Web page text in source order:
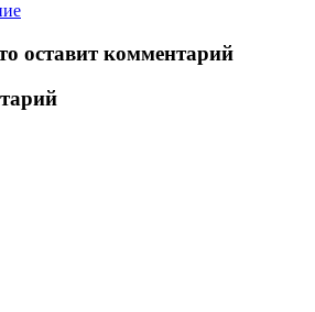
оставит комментарий